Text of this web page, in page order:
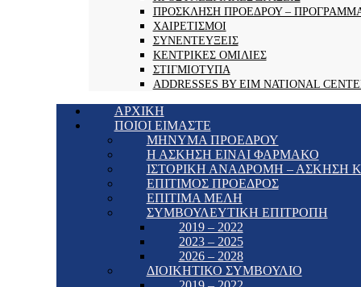
ΠΡΟΣΚΛΗΣΗ ΠΡΟΕΔΡΟΥ –
ΧΑΙΡΕΤΙΣΜΟΙ
ΣΥΝΕΝΤΕΥΞΕΙΣ
ΚΕΝΤΡΙΚΕΣ ΟΜΙΛΙΕΣ
ΣΤΙΓΜΙΟΤΥΠΑ
ADDRESSES BY EIM NATIONAL
ΑΡΧΙΚΗ
ΠΟΙΟΙ ΕΙΜΑΣΤΕ
ΜΗΝΥΜΑ ΠΡΟΕΔΡΟΥ
Η ΑΣΚΗΣΗ ΕΙΝΑΙ ΦΑΡΜΑΚΟ
ΙΣΤΟΡΙΚΗ ΑΝΑΔΡΟΜΗ – ΑΣΚΗΣΗ
ΕΠΙΤΙΜΟΣ ΠΡΟΕΔΡΟΣ
ΕΠΙΤΙΜΑ ΜΕΛΗ
ΣΥΜΒΟΥΛΕΥΤΙΚΗ ΕΠΙΤΡΟΠΗ
2019 – 2022
2023 – 2025
2026 – 2028
ΔΙΟΙΚΗΤΙΚΟ ΣΥΜΒΟΥΛΙΟ